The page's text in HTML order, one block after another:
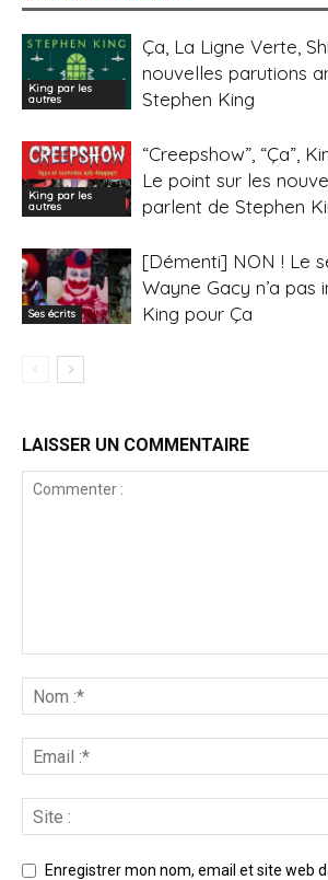
King par les
autres
Ça, La Ligne Verte,
nouvelles parutions
Stephen King
King par les
autres
“Creepshow”, “Ça”,
Le point sur les
parlent de Stephen
Ses écrits
[Démenti] NON ! Le
Wayne Gacy n’a pas
King pour Ça
LAISSER UN COMMENTAIRE
Enregistrer mon nom, email et site web